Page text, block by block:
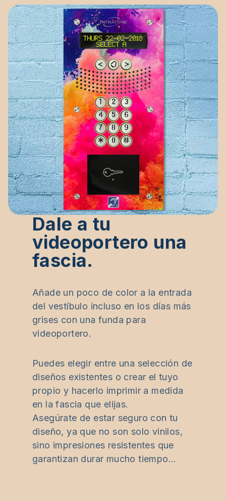
Dale a tu
videoportero una
fascia.
Añade un poco de color a la entrada
del vestíbulo incluso en los días más
grises con una funda para
videoportero.
Puedes elegir entre una selección de
diseños existentes o crear el tuyo
propio y hacerlo imprimir a medida
en la fascia que elijas.
Asegúrate de estar seguro con tu
diseño, ya que no son solo vinilos,
sino impresiones resistentes que
garantizan durar mucho tiempo…